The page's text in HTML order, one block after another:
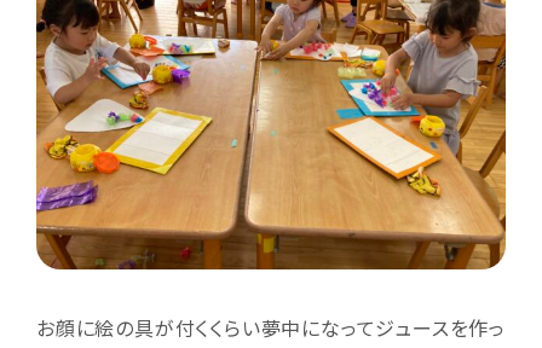
お顔に絵の具が付くくらい夢中になってジュースを作っ